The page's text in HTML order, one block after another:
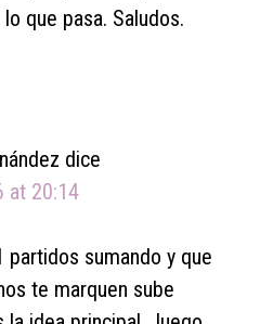
que pasa. Saludos.
dice
at 20:14
partidos sumando y que
te marquen sube